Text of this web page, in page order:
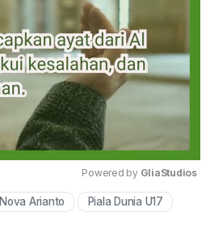
Mute
Powered by GliaStudios
Nova Arianto Piala Dunia U17